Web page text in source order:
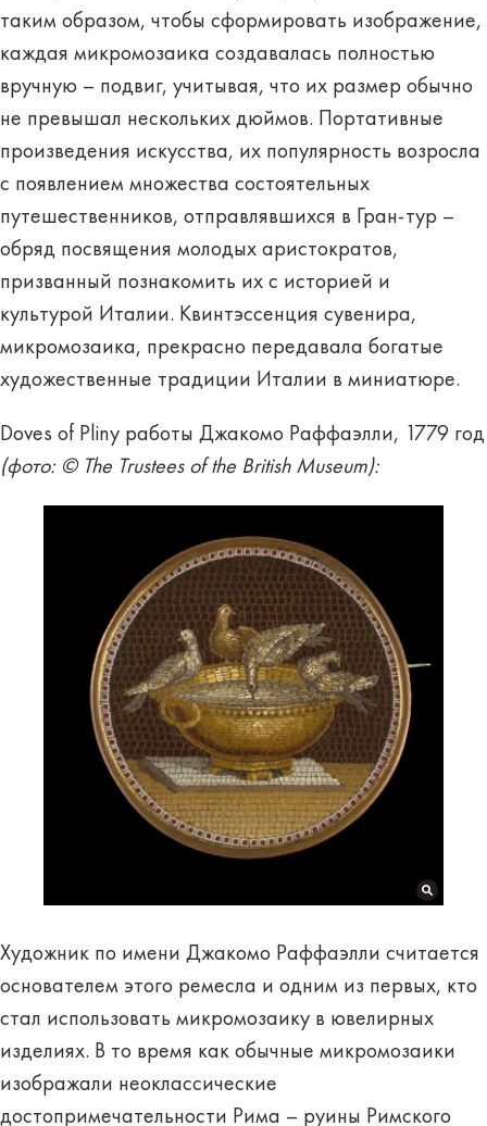
таким образом, чтобы сформировать изображение,
каждая микромозаика создавалась полностью
вручную – подвиг, учитывая, что их размер обычно
не превышал нескольких дюймов. Портативные
произведения искусства, их популярность возросла
с появлением множества состоятельных
путешественников, отправлявшихся в Гран-тур –
обряд посвящения молодых аристократов,
призванный познакомить их с историей и
культурой Италии. Квинтэссенция сувенира,
микромозаика, прекрасно передавала богатые
художественные традиции Италии в миниатюре.
Doves of Pliny работы Джакомо Раффаэлли, 1779 год
(фото: © The Trustees of the British Museum):
Художник по имени Джакомо Раффаэлли считается
основателем этого ремесла и одним из первых, кто
стал использовать микромозаику в ювелирных
изделиях. В то время как обычные микромозаики
изображали неоклассические
достопримечательности Рима – руины Римского